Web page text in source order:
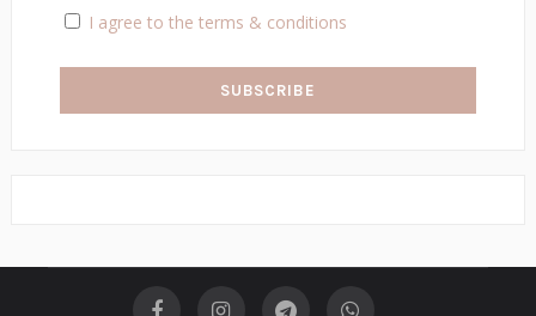
I agree to the terms & conditions